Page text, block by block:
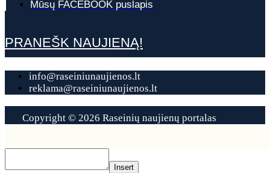
Mūsų FACEBOOK puslapis
PRANEŠK NAUJIENĄ!
info@raseiniunaujienos.lt
reklama@raseiniunaujienos.lt
Copyright © 2026 Raseinių naujienų portalas
Contact
Insert